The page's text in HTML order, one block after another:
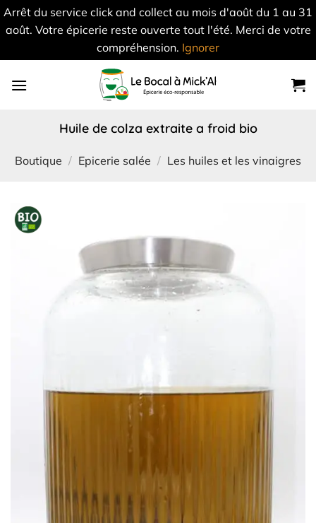
Arrêt du service click and collect au mois d'août du 1 au 31
août. Votre épicerie reste ouverte tout l'été. Merci de votre
compréhension. Ignorer
huile de colza extraite a froid bio
Boutique / Epicerie salée / Les huiles et les vinaigres